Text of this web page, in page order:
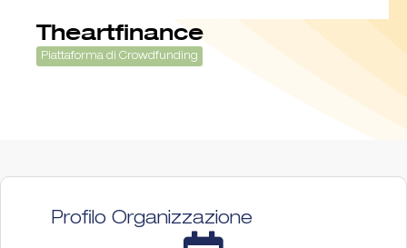
Theartfinance
Piattaforma di Crowdfunding
Profilo Organizzazione